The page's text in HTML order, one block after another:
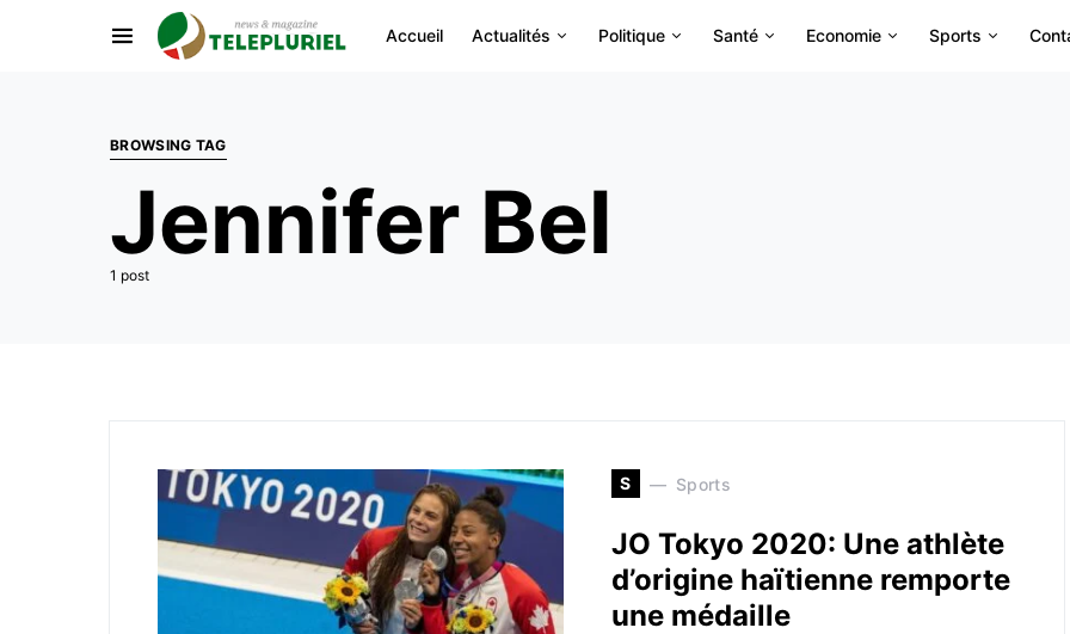
Accueil Actualités Politique Santé Economie Sports
BROWSING TAG
Jennifer Bel
1 post
S Sports
JO Tokyo 2020: Une athlète
d’origine haïtienne remporte
une médaille